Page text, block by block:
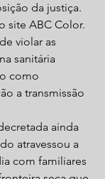
da justiça.
site ABC Color.
violar as
sanitária
como
a transmissão
ainda
atravessou a
com familiares